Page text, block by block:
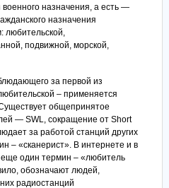
назначения, а есть —
назначения
любительской,
подвижной, морской,
за первой из
– применяется
общепринятое
— SWL, сокращение от Short
за работой станций других
– «сканерист». В интернете и в
один термин – «любитель
обозначают людей,
радиостанций